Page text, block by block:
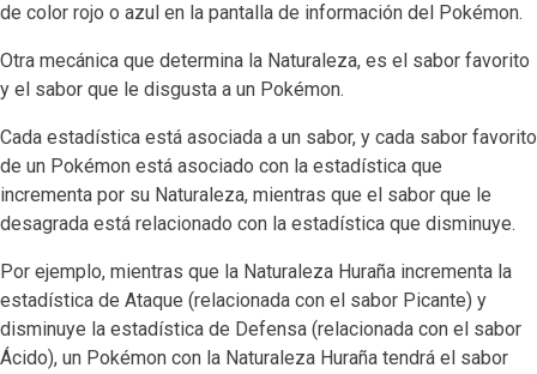
de color rojo o azul en la pantalla de información del Pokémon.
Otra mecánica que determina la Naturaleza, es el sabor favorito
y el sabor que le disgusta a un Pokémon.
Cada estadística está asociada a un sabor, y cada sabor favorito
de un Pokémon está asociado con la estadística que
incrementa por su Naturaleza, mientras que el sabor que le
desagrada está relacionado con la estadística que disminuye.
Por ejemplo, mientras que la Naturaleza Huraña incrementa la
estadística de Ataque (relacionada con el sabor Picante) y
disminuye la estadística de Defensa (relacionada con el sabor
Ácido), un Pokémon con la Naturaleza Huraña tendrá el sabor